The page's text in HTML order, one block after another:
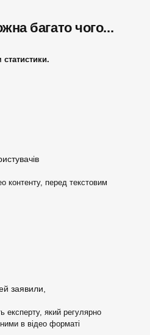
багато чого...
статистики.
контенту, перед текстовим
заявили,
експерту, який регулярно
в відео форматі